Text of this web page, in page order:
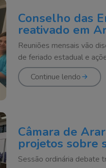
Conselho das
reativado em
Reuniões mensais vão
de feriado estadual e
Continue lendo
Câmara de
projetos sobre
Sessão ordinária debate